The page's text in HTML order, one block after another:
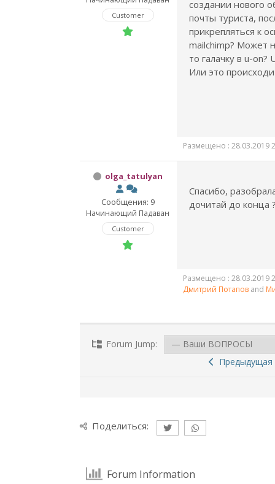
Customer
создании нового
почты туриста,
прикрепляться к
mailchimp? Может
то галачку в u-
Или это
Размещено : 28.03.2019
olga_tatulyan
Сообщения: 9
Начинающий Падаван
Customer
Спасибо,
дочитай до конца
Размещено : 28.03.2019
Дмитрий Потапов and
Forum Jump:
Предыдущая
Поделиться:
Forum Information